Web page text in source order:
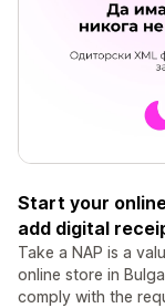
Start your
add digital
Take a NAP is a
online store in
comply with the